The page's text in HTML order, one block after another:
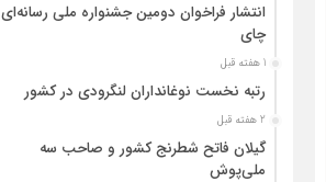
انتشار فراخوان دومین جشنواره ملی رسانه‌ای
چای
1 هفته قبل
رتبه نخست نوغانداران لنگرودی در کشور
2 هفته قبل
گیلان فاتح شطرنج کشور و صاحب سه
ملی‌پوش